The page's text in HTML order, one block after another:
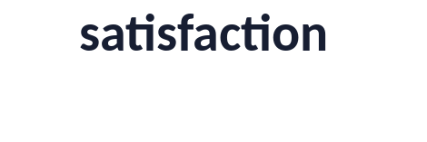
satisfaction